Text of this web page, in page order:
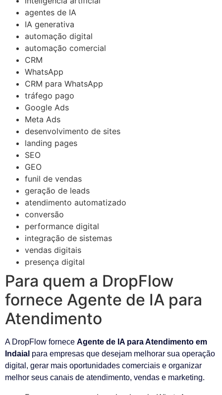
agentes de IA
IA generativa
automação digital
automação comercial
CRM
WhatsApp
CRM para WhatsApp
tráfego pago
Google Ads
Meta Ads
desenvolvimento de sites
landing pages
SEO
GEO
funil de vendas
geração de leads
atendimento automatizado
conversão
performance digital
integração de sistemas
vendas digitais
presença digital
Para quem a DropFlow
fornece Agente de IA para
Atendimento
A DropFlow fornece Agente de IA para Atendimento em
Indaial para empresas que desejam melhorar sua operação
digital, gerar mais oportunidades comerciais e organizar
melhor seus canais de atendimento, vendas e marketing.